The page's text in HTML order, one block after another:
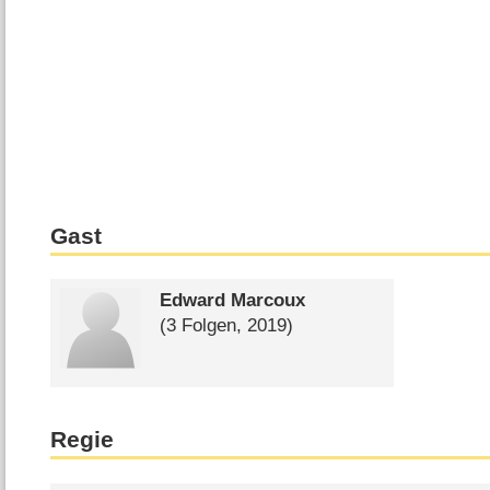
Gast
Edward Marcoux
(3 Folgen, 2019)
Regie